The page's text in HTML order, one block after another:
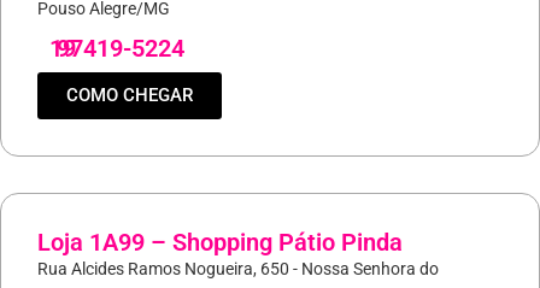
Pouso Alegre/MG
19
97419-5224
COMO CHEGAR
Loja 1A99 – Shopping Pátio Pinda
Rua Alcides Ramos Nogueira, 650 - Nossa Senhora do